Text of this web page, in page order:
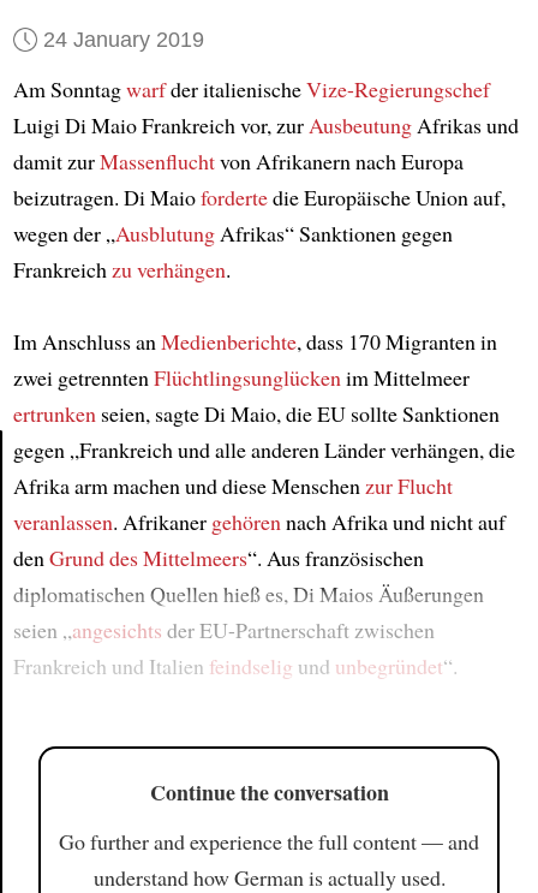
Article
24 January 2019
Am Sonntagwarfder italienischeVize-Regierungschef
Luigi Di Maio Frankreich vor, zurAusbeutungAfrikas und
damit zurMassenfluchtvon Afrikanern nach Europa
beizutragen. Di Maiofordertedie Europäische Union auf,
wegen der „AusblutungAfrikas“ Sanktionen gegen
Frankreichzu verhängen.
Im Anschluss anMedienberichte, dass 170 Migranten in
zwei getrenntenFlüchtlingsunglückenim Mittelmeer
ertrunkenseien, sagte Di Maio, die EU sollte Sanktionen
gegen „Frankreich und alle anderen Länder verhängen, die
Afrika arm machen und diese Menschenzur Flucht
veranlassen. Afrikaner gehörennach Afrika und nicht auf
denGrund des Mittelmeers“. Aus französischen
diplomatischen Quellen hieß es, Di Maios Äußerungen
seien „angesichts der EU-Partnerschaft zwischen
Frankreich und Italien feindselig und unbegründet“.
Continue the conversation
Go further and experience the full content — and
understand how German is actually used.